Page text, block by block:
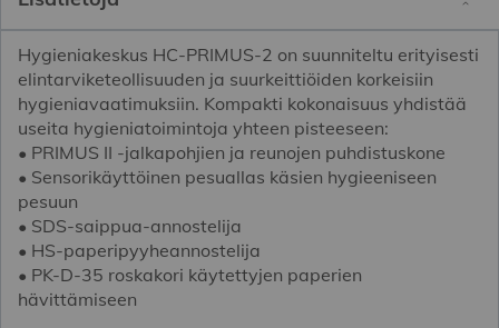
Hygieniakeskus HC-PRIMUS-2 on suunniteltu erityisesti
elintarviketeollisuuden ja suurkeittiöiden korkeisiin
hygieniavaatimuksiin. Kompakti kokonaisuus yhdistää
useita hygieniatoimintoja yhteen pisteeseen:
• PRIMUS II -jalkapohjien ja reunojen puhdistuskone
• Sensorikäyttöinen pesuallas käsien hygieeniseen
pesuun
• SDS-saippua-annostelija
• HS-paperipyyheannostelija
• PK-D-35 roskakori käytettyjen paperien
hävittämiseen